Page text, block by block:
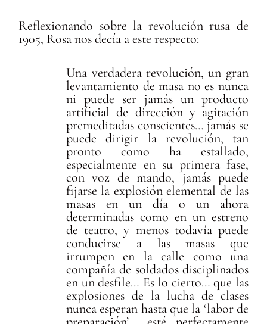
Reflexionando sobre la revolución rusa de
1905, Rosa nos decía a este respecto:
Una verdadera revolución, un gran
levantamiento de masa no es nunca
ni puede ser jamás un producto
artificial de dirección y agitación
premeditadas conscientes… jamás se
puede dirigir la revolución, tan
pronto como ha estallado,
especialmente en su primera fase,
con voz de mando, jamás puede
fijarse la explosión elemental de las
masas en un día o un ahora
determinadas como en un estreno
de teatro, y menos todavía puede
conducirse a las masas que
irrumpen en la calle como una
compañía de soldados disciplinados
en un desfile… Es lo cierto… que las
explosiones de la lucha de clases
nunca esperan hasta que la ‘labor de